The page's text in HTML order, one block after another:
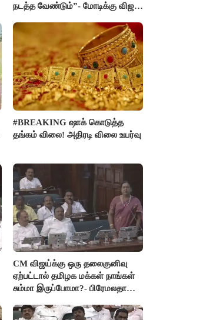
நடத்த வேண்டும்”- மோடிக்கு விஜய்
#BREAKING ஷாக் கொடுத்த
தங்கம் விலை! அதிரடி விலை உயர்வு
CM விஜய்க்கு ஒரு தலைகுனிவு
ஏற்பட்டால் தமிழக மக்கள் நாங்கள்
சும்மா இருப்போமா?- பிரேமலதா